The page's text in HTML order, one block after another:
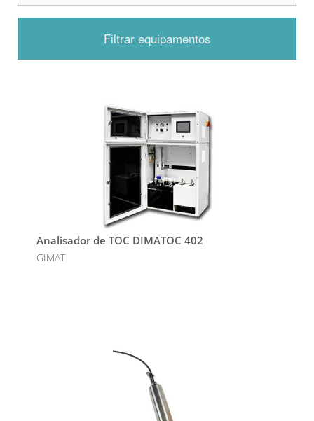
Filtrar equipamentos
Analisador de TOC DIMATOC 402
GIMAT